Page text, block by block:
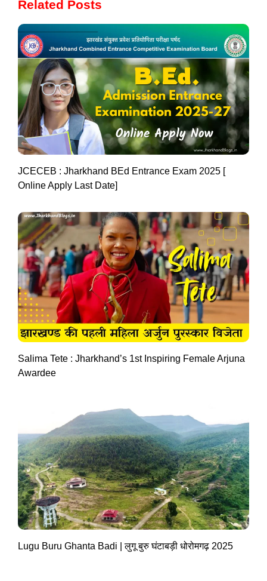
Related Posts
JCECEB : Jharkhand BEd Entrance Exam 2025 [
Online Apply Last Date]
Salima Tete : Jharkhand’s 1st Inspiring Female Arjuna
Awardee
Lugu Buru Ghanta Badi | लुगू बुरु घंटाबड़ी धोरोमगढ़ 2025